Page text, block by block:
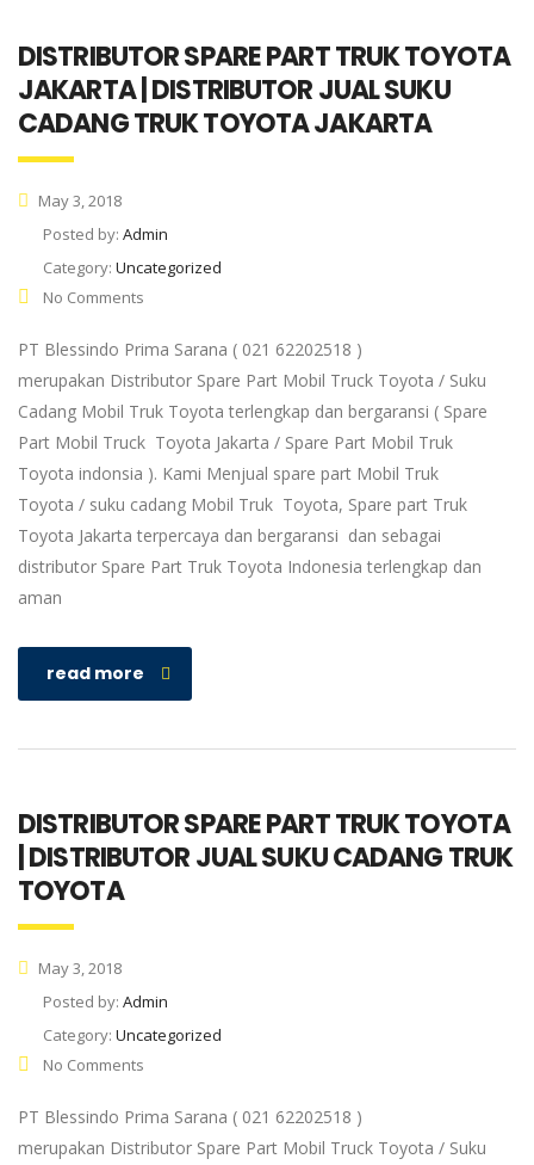
DISTRIBUTOR SPARE PART TRUK TOYOTA
JAKARTA | DISTRIBUTOR JUAL SUKU
CADANG TRUK TOYOTA JAKARTA
May 3, 2018
Posted by: Admin
Category: Uncategorized
No Comments
PT Blessindo Prima Sarana ( 021 62202518 )
merupakan Distributor Spare Part Mobil Truck Toyota / Suku
Cadang Mobil Truk Toyota terlengkap dan bergaransi ( Spare
Part Mobil Truck Toyota Jakarta / Spare Part Mobil Truk
Toyota indonsia ). Kami Menjual spare part Mobil Truk
Toyota / suku cadang Mobil Truk Toyota, Spare part Truk
Toyota Jakarta terpercaya dan bergaransi dan sebagai
distributor Spare Part Truk Toyota Indonesia terlengkap dan
aman
read more
DISTRIBUTOR SPARE PART TRUK TOYOTA
| DISTRIBUTOR JUAL SUKU CADANG TRUK
TOYOTA
May 3, 2018
Posted by: Admin
Category: Uncategorized
No Comments
PT Blessindo Prima Sarana ( 021 62202518 )
merupakan Distributor Spare Part Mobil Truck Toyota / Suku